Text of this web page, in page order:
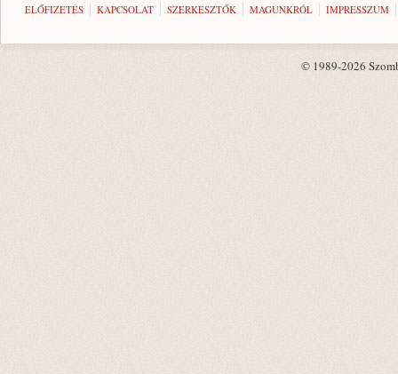
ELŐFIZETÉS KAPCSOLAT SZERKESZTŐK MAGUNKRÓL IMPRESSZUM
© 1989-2026